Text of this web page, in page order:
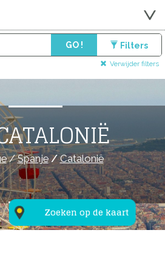
GO ! Filters
Verwijder filters
Zoeken op de kaart
/Spanje/Catalonië